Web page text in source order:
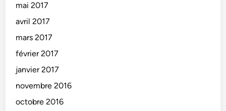
mai 2017
avril 2017
mars 2017
février 2017
janvier 2017
novembre 2016
octobre 2016